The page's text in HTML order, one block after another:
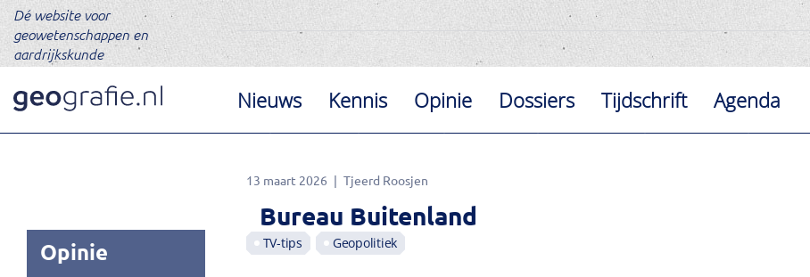
Dé website voor
geowetenschappen en
aardrijkskunde
Nieuws Kennis Opinie Dossiers Tijdschrift Agenda
13 maart 2026 Tjeerd Roosjen
Bureau Buitenland
TV-tips Geopolitiek
Opinie